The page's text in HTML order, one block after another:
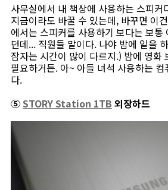
사무실에서 내 책상에 사용하는 스피커
지금이라도 바꿀 수 있는데, 바꾸면 이
에서는 스피커를 사용하기 보다는 보통
던데... 직원들 말이다. 나야 밤에 일을
잠자는 시간이 많이 다르지.) 밤에 영화
필요하거든. 아~ 아들 녀석 사용하는
다.
⑤STORY Station 1TB 외장하드